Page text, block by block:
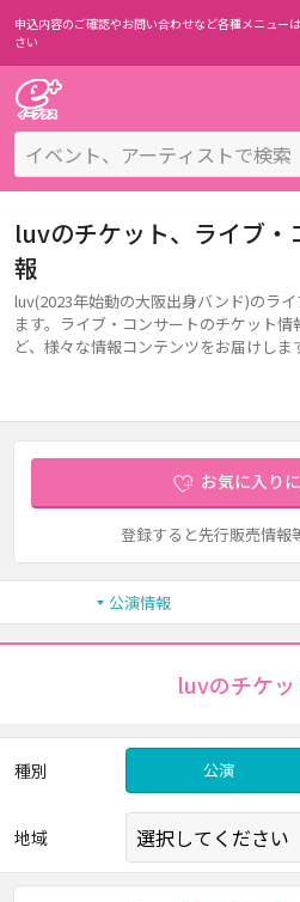
申込内容のご確認やお問い合わせなど各種メニューは
さい
luvのチケット、ライブ・
報
luv(2023年始動の大阪出身バンド)のラ
ます。ライブ・コンサートのチケット
ど、様々な情報コンテンツをお届けしま
お気に入り
登録すると先行販売情報
公演情報
luvのチケ
種別 公演
地域